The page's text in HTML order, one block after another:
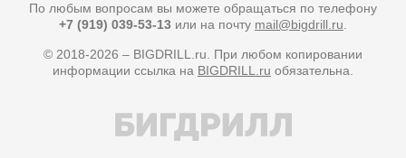
По любым вопросам вы можете обращаться по телефону
+7 (919) 039-53-13 или на почту mail@bigdrill.ru
© 2018-2026 – BIGDRILL.ru. При любом копировании
информации ссылка на BIGDRILL.ru обязательна.